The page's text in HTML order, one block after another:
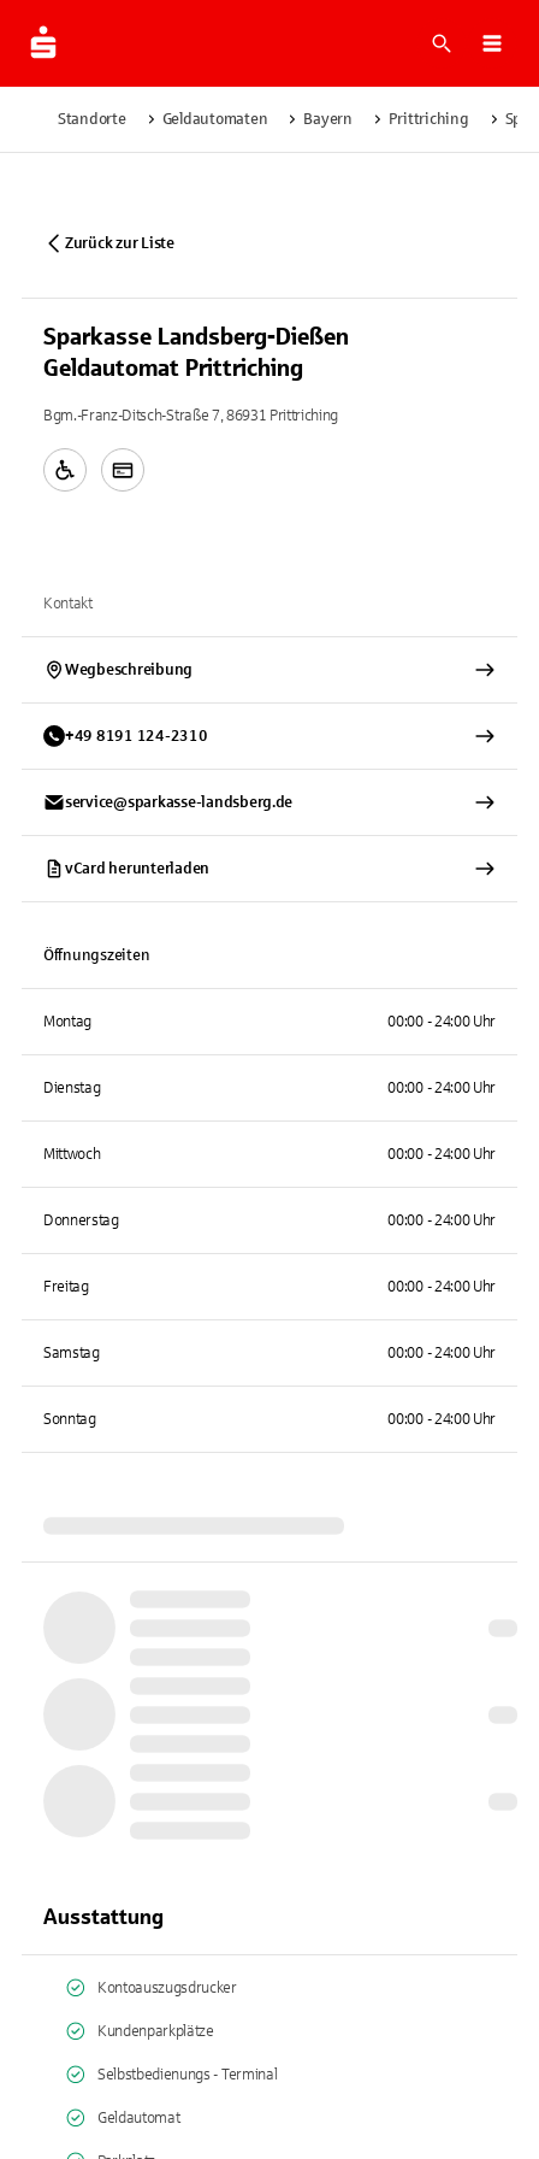
Suche
Standorte Geldautomaten Bayern Prittriching
Zurück zur Liste
Sparkasse Landsberg-Dießen
Geldautomat Prittriching
Bgm.-Franz-Ditsch-Straße 7, 86931 Prittriching
Kontakt
Wegbeschreibung
+49 8191 124-2310
service@sparkasse-landsberg.de
vCard herunterladen
Öffnungszeiten
Montag 00:00 - 24:00 Uhr
Dienstag 00:00 - 24:00 Uhr
Mittwoch 00:00 - 24:00 Uhr
Donnerstag 00:00 - 24:00 Uhr
Freitag 00:00 - 24:00 Uhr
Samstag 00:00 - 24:00 Uhr
Sonntag 00:00 - 24:00 Uhr
Ausstattung
Kontoauszugsdrucker
Kundenparkplätze
Selbstbedienungs - Terminal
Geldautomat